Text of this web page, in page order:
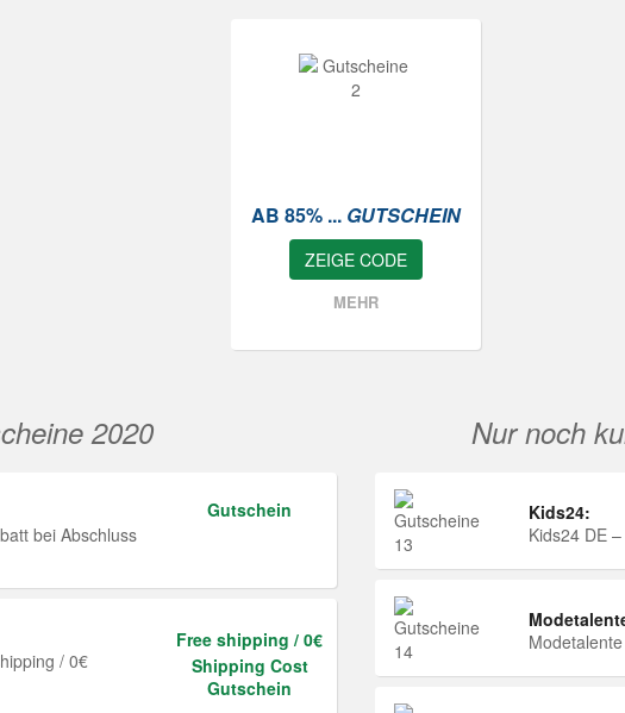
AB 85% ... GUTSCHEIN
ZEIGE CODE
MEHR
2020
bei Abschluss
Gutschein
/ 0€
Free shipping / 0€
Shipping Cost
Gutschein
Nur noch
Kids24:
Kids24 DE